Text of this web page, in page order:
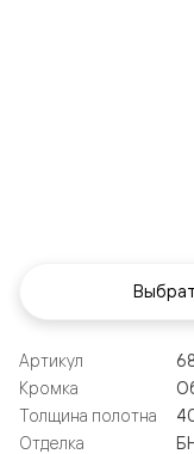
Артикул
Кромка
Толщина полотна
Отделка